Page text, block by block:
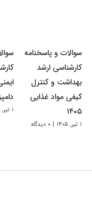
سوالات و پاسخنامه
کارشناسی ارشد
بهداشت و کنترل
کیفی مواد غذایی
۱۴۰۵
۱ تیر, ۱۴۰۵ | ۰ دیدگاه
۱ تیر, ۱۴۰۵